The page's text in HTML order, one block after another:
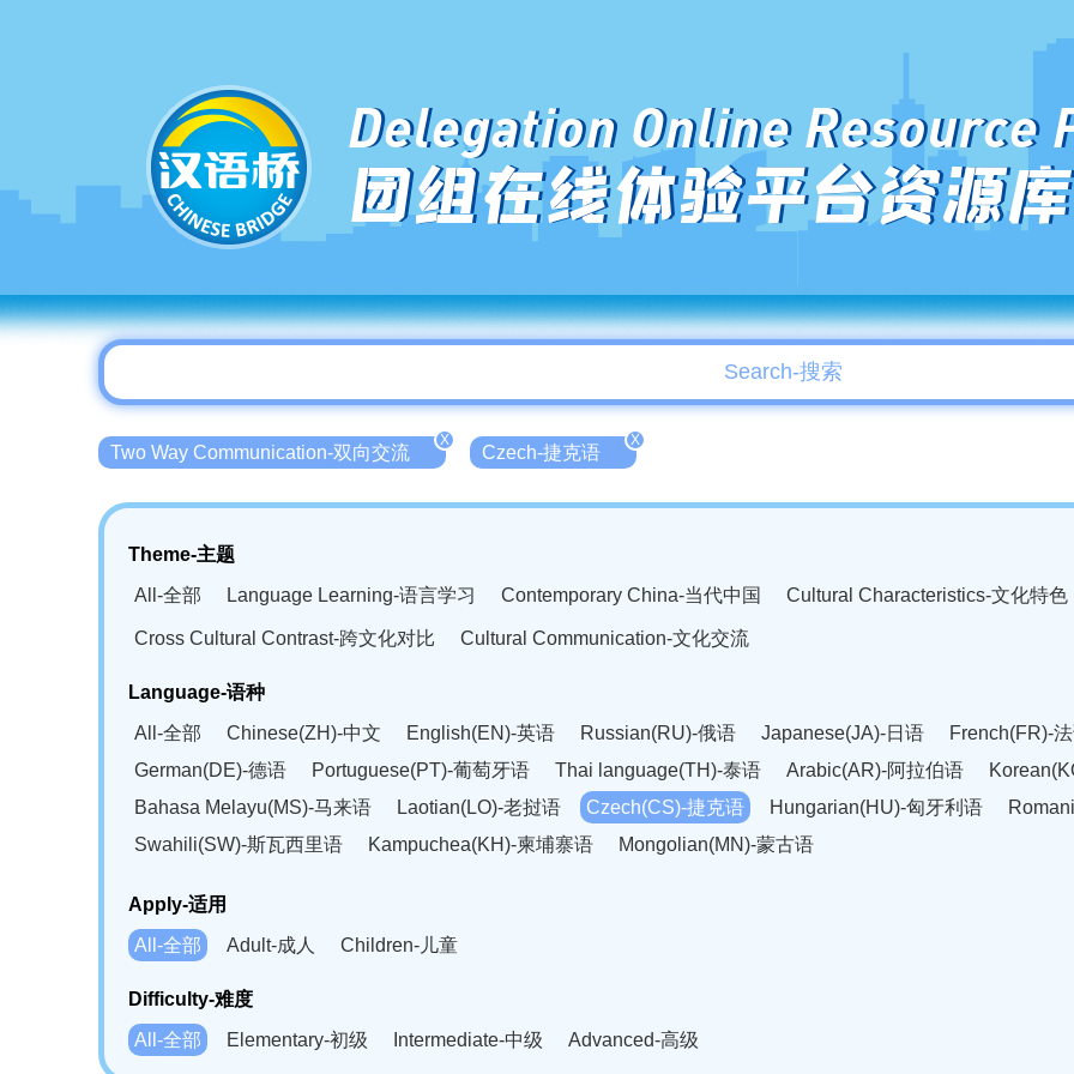
Delegation Online Resource
团组在线体验平台资源库
Two Way Communication-双向交流
X
Czech-捷克语
X
Theme-主题
All-全部
Language Learning-语言学习 Contemporary China-当代中国 Cultural Characteristics-文化特色
Cross Cultural Contrast-跨文化对比 Cultural Communication-文化交流
Language-语种
All-全部
Chinese(ZH)-中文 English(EN)-英语 Russian(RU)-俄语 Japanese(JA)-日语
French(FR)-
German(DE)-德语
Portuguese(PT)-葡萄牙语 Thai language(TH)-泰语 Arabic(AR)-阿拉伯语
Bahasa Melayu(MS)-马来语
Laotian(LO)-老挝语 Czech(CS)-捷克语 Hungarian(HU)-匈牙利语
Swahili(SW)-斯瓦西里语
Kampuchea(KH)-柬埔寨语 Mongolian(MN)-蒙古语
Apply-适用
All-全部
Adult-成人 Children-儿童
Difficulty-难度
All-全部
Elementary-初级 Intermediate-中级 Advanced-高级